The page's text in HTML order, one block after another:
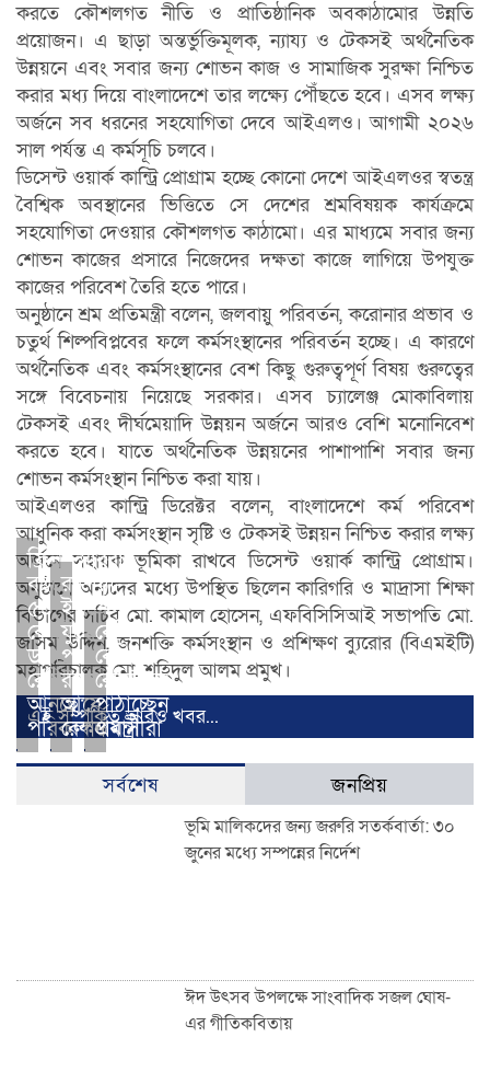
করতে কৌশলগত নীতি ও প্রাতিষ্ঠানিক অবকাঠামোর উন্নতি
প্রয়োজন। এ ছাড়া অন্তর্ভুক্তিমূলক, ন্যায্য ও টেকসই অর্থনৈতিক
উন্নয়নে এবং সবার জন্য শোভন কাজ ও সামাজিক সুরক্ষা নিশ্চিত
করার মধ্য দিয়ে বাংলাদেশে তার লক্ষ্যে পৌঁছতে হবে। এসব লক্ষ্য
অর্জনে সব ধরনের সহযোগিতা দেবে আইএলও। আগামী ২০২৬
সাল পর্যন্ত এ কর্মসূচি চলবে।
ডিসেন্ট ওয়ার্ক কান্ট্রি প্রোগ্রাম হচ্ছে কোনো দেশে আইএলওর স্বতন্ত্র
বৈশ্বিক অবস্থানের ভিত্তিতে সে দেশের শ্রমবিষয়ক কার্যক্রমে
সহযোগিতা দেওয়ার কৌশলগত কাঠামো। এর মাধ্যমে সবার জন্য
শোভন কাজের প্রসারে নিজেদের দক্ষতা কাজে লাগিয়ে উপযুক্ত
কাজের পরিবেশ তৈরি হতে পারে।
অনুষ্ঠানে শ্রম প্রতিমন্ত্রী বলেন, জলবায়ু পরিবর্তন, করোনার প্রভাব ও
চতুর্থ শিল্পবিপ্লবের ফলে কর্মসংস্থানের পরিবর্তন হচ্ছে। এ কারণে
অর্থনৈতিক এবং কর্মসংস্থানের বেশ কিছু গুরুত্বপূর্ণ বিষয় গুরুত্বের
সঙ্গে বিবেচনায় নিয়েছে সরকার। এসব চ্যালেঞ্জ মোকাবিলায়
টেকসই এবং দীর্ঘমেয়াদি উন্নয়ন অর্জনে আরও বেশি মনোনিবেশ
করতে হবে। যাতে অর্থনৈতিক উন্নয়নের পাশাপাশি সবার জন্য
শোভন কর্মসংস্থান নিশ্চিত করা যায়।
আইএলওর কান্ট্রি ডিরেক্টর বলেন, বাংলাদেশে কর্ম পরিবেশ
আধুনিক করা কর্মসংস্থান সৃষ্টি ও টেকসই উন্নয়ন নিশ্চিত করার লক্ষ্য
অর্জনে সহায়ক ভূমিকা রাখবে ডিসেন্ট ওয়ার্ক কান্ট্রি প্রোগ্রাম।
অনুষ্ঠানে অন্যদের মধ্যে উপস্থিত ছিলেন কারিগরি ও মাদ্রাসা শিক্ষা
বিভাগের সচিব মো. কামাল হোসেন, এফবিসিসিআই সভাপতি মো.
জসিম উদ্দিন, জনশক্তি কর্মসংস্থান ও প্রশিক্ষণ ব্যুরোর (বিএমইটি)
মহাপরিচালক মো. শহিদুল আলম প্রমুখ।
এই সম্পর্কিত আরও খবর...
ফ্রিল্যান্সাররা
বছরে
৫০
কোটি
ডলার
রেমিট্যান্স
আনছে:
পরিকল্পনামন্ত্রী
রাশিয়া-
ইউক্রেন
যুদ্ধের
পরও
রপ্তানি
আয়ে
রেকর্ড
বে‌শি
বে‌শি
রে‌মিট্যান্স
পাঠাচ্ছেন
প্রবাসীরা
সর্বশেষ জনপ্রিয়
ভূমি মালিকদের জন্য জরুরি সতর্কবার্তা: ৩০
জুনের মধ্যে সম্পন্নের নির্দেশ
ঈদ উৎসব উপলক্ষে সাংবাদিক সজল ঘোষ-
এর গীতিকবিতায়